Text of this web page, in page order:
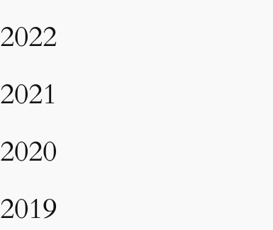
2022
2021
2020
2019